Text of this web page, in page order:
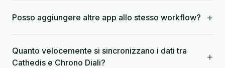
Posso aggiungere altre app allo stesso workflow? +
Quanto velocemente si sincronizzano i dati tra
Cathedis e Chrono Diali?
+